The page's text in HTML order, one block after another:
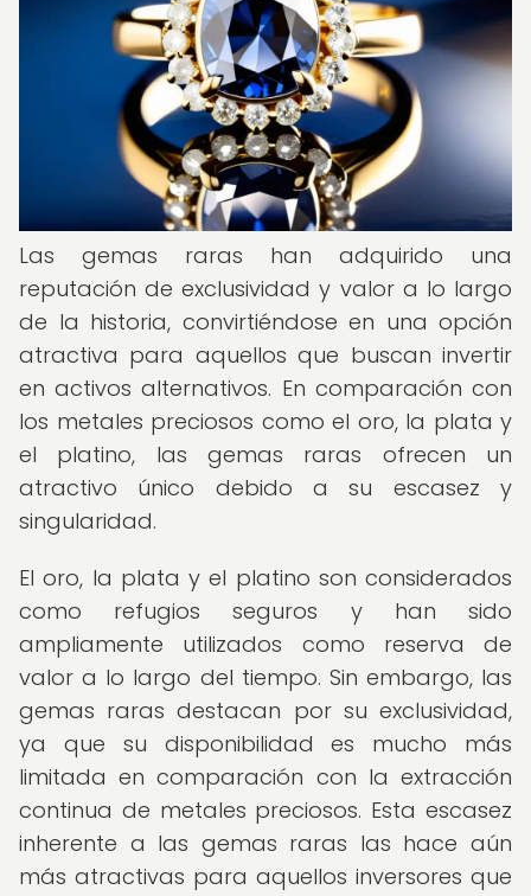
Las gemas raras han adquirido una
reputación de exclusividad y valor a lo largo
de la historia, convirtiéndose en una opción
atractiva para aquellos que buscan invertir
en activos alternativos. En comparación con
los metales preciosos como el oro, la plata y
el platino, las gemas raras ofrecen un
atractivo único debido a su escasez y
singularidad.
El oro, la plata y el platino son considerados
como refugios seguros y han sido
ampliamente utilizados como reserva de
valor a lo largo del tiempo. Sin embargo, las
gemas raras destacan por su exclusividad,
ya que su disponibilidad es mucho más
limitada en comparación con la extracción
continua de metales preciosos. Esta escasez
inherente a las gemas raras las hace aún
más atractivas para aquellos inversores que